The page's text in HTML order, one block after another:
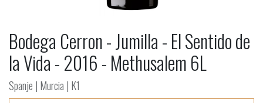
Bodega Cerron - Jumilla - El Sentido de
la Vida - 2016 - Methusalem 6L
Spanje | Murcia | K1